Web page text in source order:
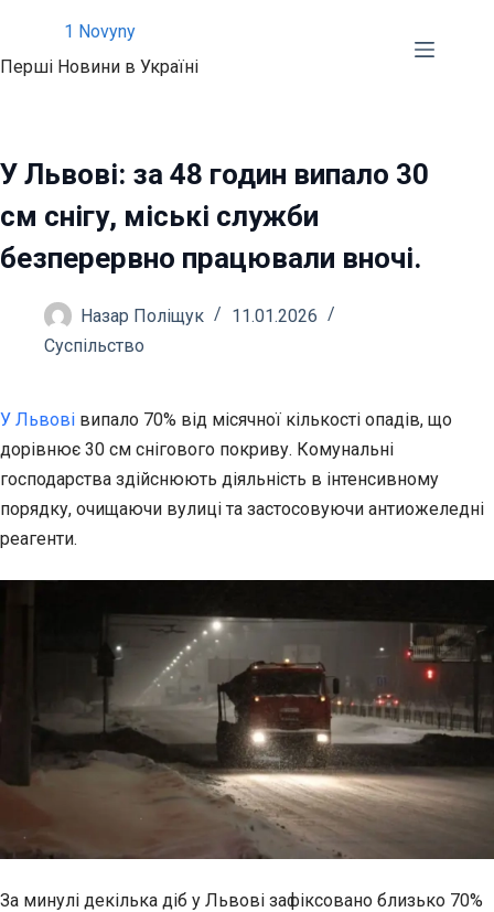
вмісту
1 Novyny
Перші Новини в Україні
У Львові: за 48 годин випало 30
см снігу, міські служби
безперервно працювали вночі.
Назар Поліщук
11.01.2026
Суспільство
У Львові випало 70% від місячної кількості опадів, що
дорівнює 30 см снігового покриву. Комунальні
господарства здійснюють діяльність в інтенсивному
порядку, очищаючи вулиці та застосовуючи антиожеледні
реагенти.
За минулі декілька діб у Львові зафіксовано близько 70%